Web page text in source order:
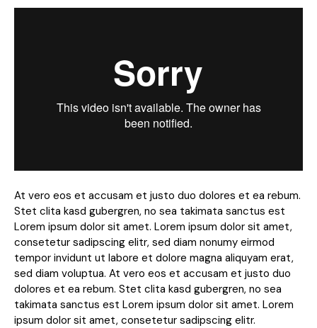
At vero eos et accusam et justo duo dolores et ea rebum.
Stet clita kasd gubergren, no sea takimata sanctus est
Lorem ipsum dolor sit amet. Lorem ipsum dolor sit amet,
consetetur sadipscing elitr, sed diam nonumy eirmod
tempor invidunt ut labore et dolore magna aliquyam erat,
sed diam voluptua. At vero eos et accusam et justo duo
dolores et ea rebum. Stet clita kasd gubergren, no sea
takimata sanctus est Lorem ipsum dolor sit amet. Lorem
ipsum dolor sit amet, consetetur sadipscing elitr.